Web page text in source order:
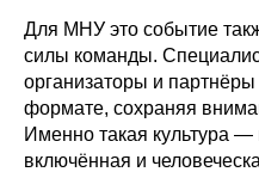
Для МНУ это событие
силы команды.
организаторы и
формате, сохраняя
Именно такая культура
включённая и